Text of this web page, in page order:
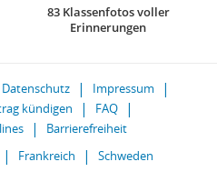
83 Klassenfotos voller
Erinnerungen
Datenschutz
Impressum
kündigen
FAQ
Barrierefreiheit
Frankreich Schweden